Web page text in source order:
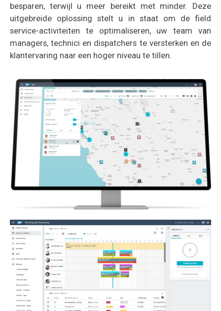
besparen, terwijl u meer bereikt met minder. Deze
uitgebreide oplossing stelt u in staat om de field
service-activiteiten te optimaliseren, uw team van
managers, technici en dispatchers te versterken en de
klantervaring naar een hoger niveau te tillen.